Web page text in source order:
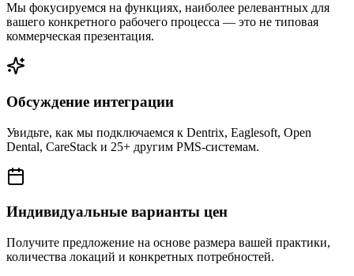
Мы фокусируемся на функциях, наиболее релевантных для
вашего конкретного рабочего процесса — это не типовая
коммерческая презентация.
Обсуждение интеграции
Увидьте, как мы подключаемся к Dentrix, Eaglesoft, Open
Dental, CareStack и 25+ другим PMS-системам.
Индивидуальные варианты цен
Получите предложение на основе размера вашей практики,
количества локаций и конкретных потребностей.